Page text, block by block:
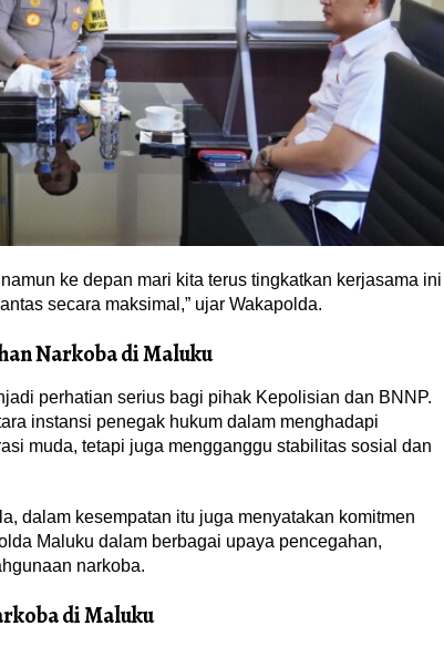
ke depan mari kita terus tingkatkan kerjasama ini
secara maksimal,” ujar Wakapolda.
Narkoba di Maluku
perhatian serius bagi pihak Kepolisian dan BNNP.
instansi penegak hukum dalam menghadapi
muda, tetapi juga mengganggu stabilitas sosial dan
dalam kesempatan itu juga menyatakan komitmen
Maluku dalam berbagai upaya pencegahan,
narkoba.
di Maluku